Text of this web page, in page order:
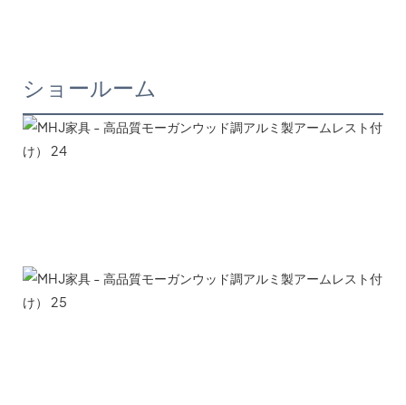
ショールーム